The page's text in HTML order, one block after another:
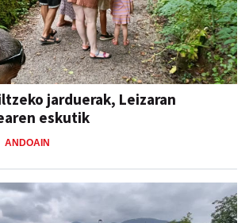
jarduerak, Leizaran
eskutik
ANDOAIN